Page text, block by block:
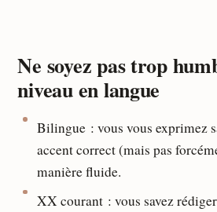
Ne soyez pas trop
niveau en langue
Bilingue : vous vous exprimez
accent correct (mais pas
manière fluide.
XX courant : vous savez